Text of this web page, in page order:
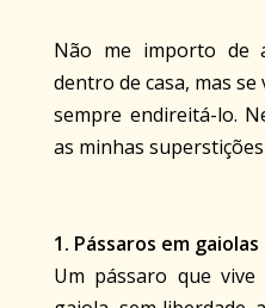
Não me importo de
dentro de casa, mas
sempre endireitá-lo.
as minhas
1. Pássaros em gaiolas
Um pássaro que